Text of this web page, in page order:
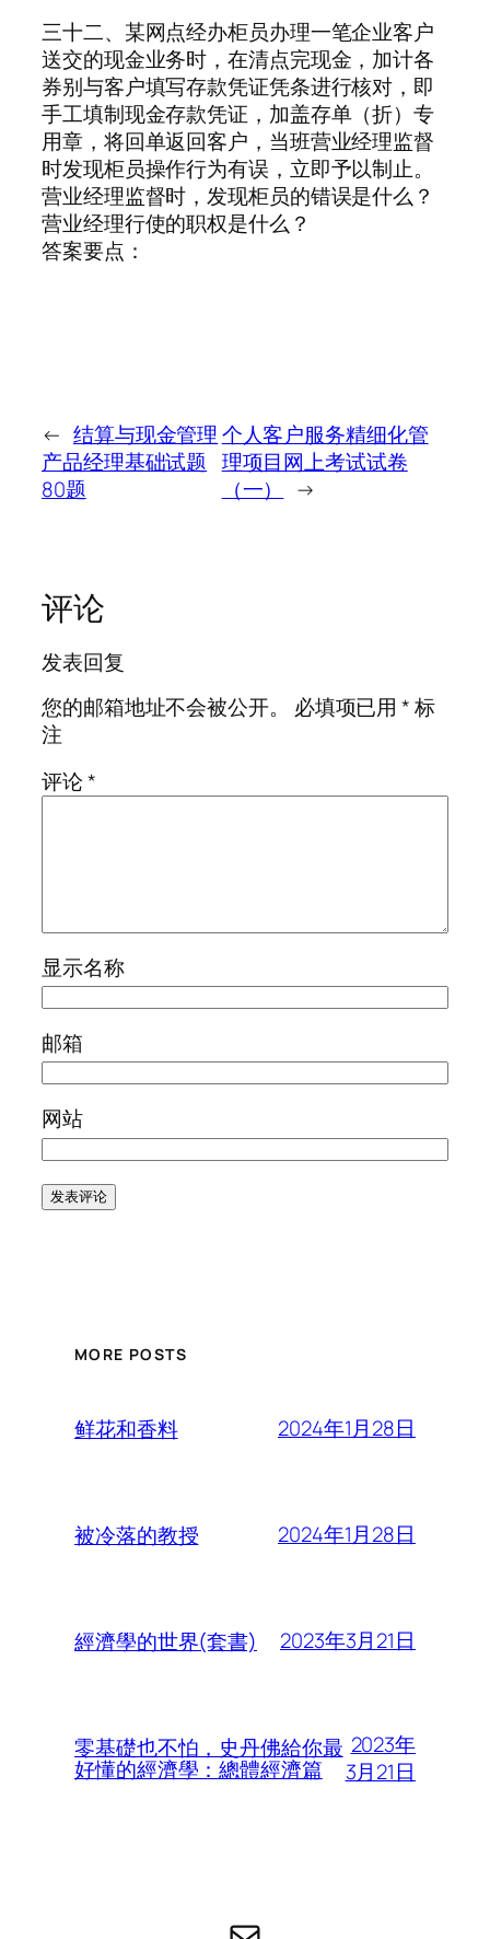
三十二、某网点经办柜员办理一笔企业客户
送交的现金业务时，在清点完现金，加计各
券别与客户填写存款凭证凭条进行核对，即
手工填制现金存款凭证，加盖存单（折）专
用章，将回单返回客户，当班营业经理监督
时发现柜员操作行为有误，立即予以制止。
营业经理监督时，发现柜员的错误是什么？
营业经理行使的职权是什么？
答案要点：
← 结算与现金管理
产品经理基础试题
80题
个人客户服务精细化管
理项目网上考试试卷
（一）
→
评论
发表回复
您的邮箱地址不会被公开。
必填项已用*标
注
评论*
显示名称
邮箱
网站
MORE POSTS
鲜花和香料 2024年1月28日
被冷落的教授 2024年1月28日
經濟學的世界(套書) 2023年3月21日
零基礎也不怕，史丹佛給你最
好懂的經濟學：總體經濟篇
2023年
3月21日